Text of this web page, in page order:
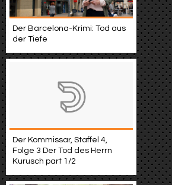
Der Barcelona-Krimi: Tod aus
der Tiefe
Der Kommissar, Staffel 4,
Folge 3 Der Tod des Herrn
Kurusch part 1/2